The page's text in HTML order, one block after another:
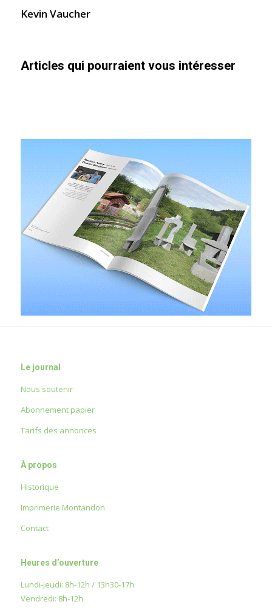
Kevin Vaucher
Articles qui pourraient vous intéresser
Le journal
Nous soutenir
Abonnement papier
Tarifs des annonces
À propos
Historique
Imprimerie Montandon
Contact
Heures d’ouverture
Lundi-jeudi: 8h-12h / 13h30-17h
Vendredi: 8h-12h